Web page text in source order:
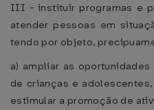
III - instituir programas e
atender pessoas em
tendo por objeto,
a) ampliar as
de crianças e
estimular a promoção de